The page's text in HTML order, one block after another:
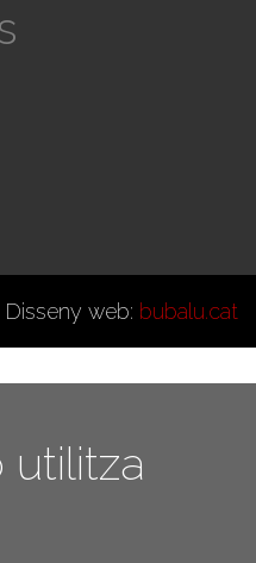
web: bubalu.cat
utilitza